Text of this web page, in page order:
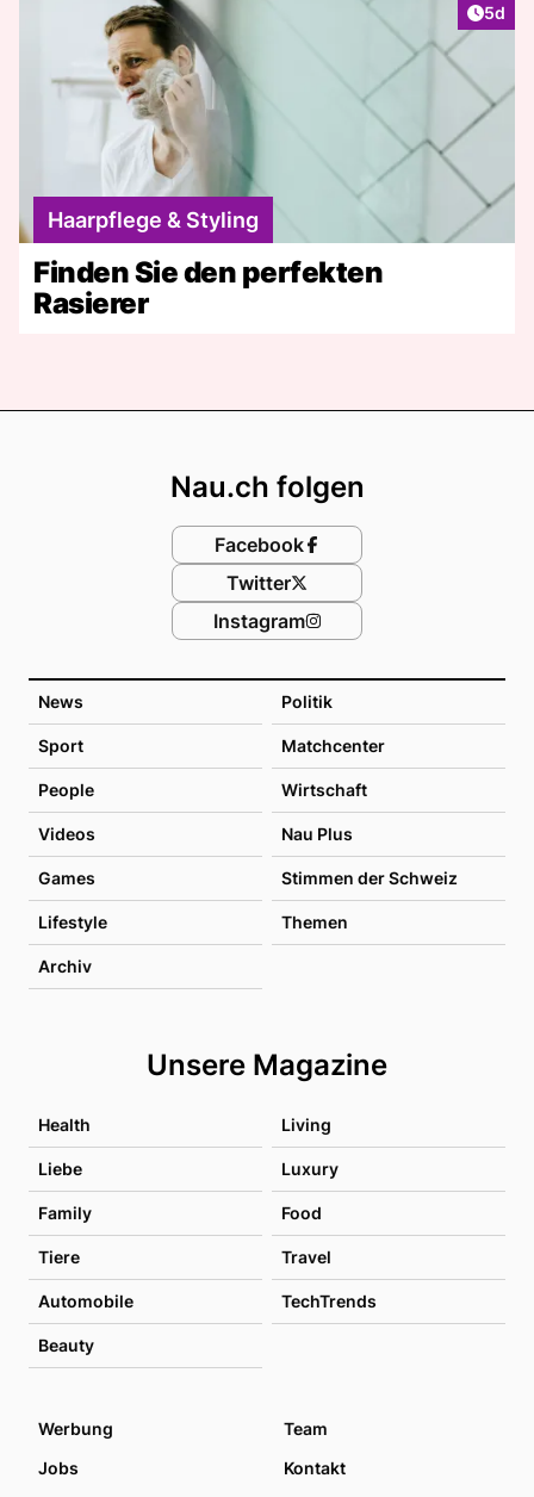
5d
Haarpflege & Styling
Finden Sie den perfekten
Rasierer
News Politik
Sport Matchcenter
People Wirtschaft
Videos Nau Plus
Games Stimmen der Schweiz
Lifestyle Themen
Archiv
Unsere Magazine
Health Living
Liebe Luxury
Family Food
Tiere Travel
Automobile TechTrends
Beauty
Nau.ch folgen
Facebook
Twitter
Instagram
Werbung
Team
Jobs
Kontakt